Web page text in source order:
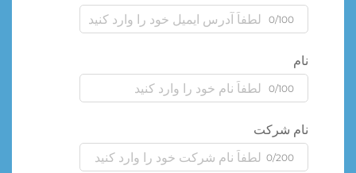
0/100
نام
0/100
نام شرکت
0/200